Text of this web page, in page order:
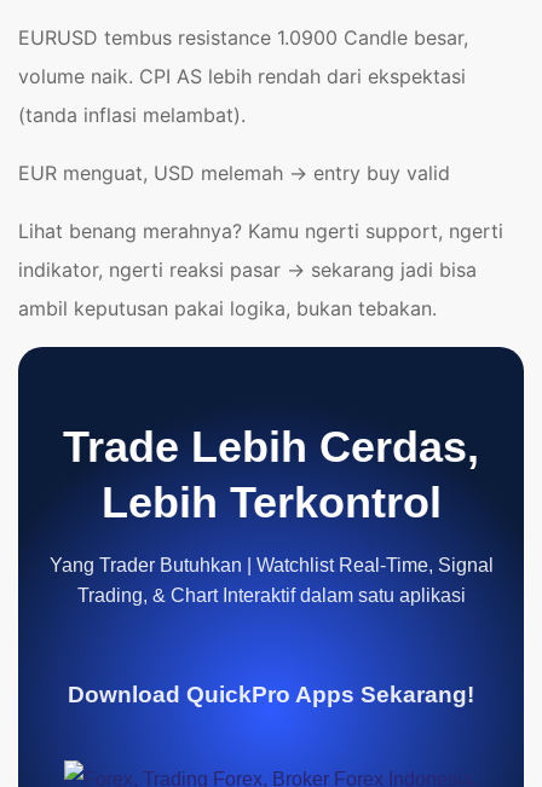
EURUSD tembus resistance 1.0900 Candle besar,
volume naik. CPI AS lebih rendah dari ekspektasi
(tanda inflasi melambat).
EUR menguat, USD melemah → entry buy valid
Lihat benang merahnya? Kamu ngerti support, ngerti
indikator, ngerti reaksi pasar → sekarang jadi bisa
ambil keputusan pakai logika, bukan tebakan.
Trade Lebih Cerdas,
Lebih Terkontrol
Yang Trader Butuhkan | Watchlist Real-Time, Signal
Trading, & Chart Interaktif dalam satu aplikasi
Download QuickPro Apps Sekarang!